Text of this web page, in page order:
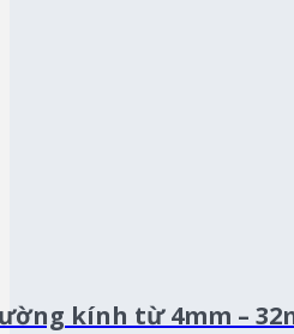
kính từ 4mm –